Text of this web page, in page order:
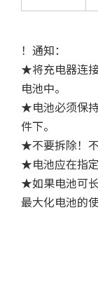
！通知：
★将充电器连
电池中。
★电池必须保
件下。
★不要拆除！
★电池应在指
★如果电池可
最大化电池的